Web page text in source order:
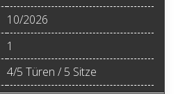
10/2026
1
4/5 Türen / 5 Sitze